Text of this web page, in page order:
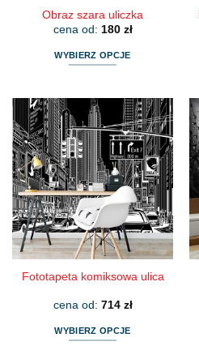
Obraz szara uliczka
cena od: 180 zł
WYBIERZ OPCJE
ma
wiele
wariantów.
Opcje
można
wybrać
na
stronie
produktu
Fototapeta komiksowa ulica
cena od: 714 zł
WYBIERZ OPCJE